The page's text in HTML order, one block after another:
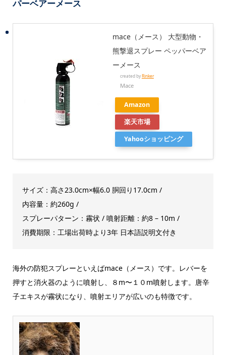
パーベアーメース
mace（メース） 大型動物・
熊撃退スプレー ペッパーベア
ーメース
created byRinker
Mace
Amazon
楽天市場
Yahooショッピング
サイズ：高さ23.0cm×幅6.0 胴回り17.0cm /
内容量：約260g /
スプレーパターン：霧状 / 噴射距離：約8 – 10m /
消費期限：工場出荷時より3年 日本語説明文付き
海外の防犯スプレーといえばmace（メース）です。レバーを
押すと消火器のように噴射し、８m〜１０m噴射します。唐辛
子エキスが霧状になり、噴射エリアが広いのも特徴です。